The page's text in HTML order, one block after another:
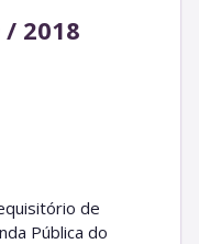
2018
de
Pública do